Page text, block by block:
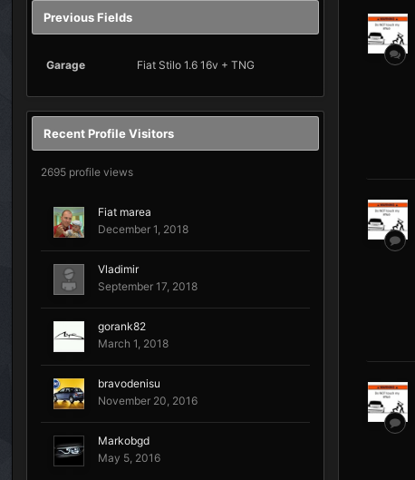
Previous Fields
Garage Fiat Stilo 1.6 16v + TNG
Recent Profile Visitors
2695 profile views
Fiat marea
December 1, 2018
Vladimir
September 17, 2018
gorank82
March 1, 2018
bravodenisu
November 20, 2016
Markobgd
May 5, 2016